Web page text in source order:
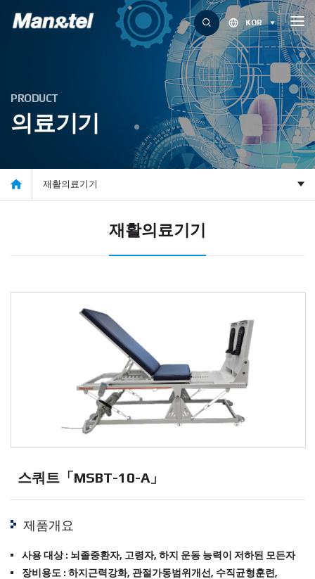
KOR
PRODUCT
의료기기
 재활의료기기
재활의료기기
스쿼트「MSBT-10-A」
제품개요
사용 대상 : 뇌졸중환자, 고령자, 하지 운동 능력이 저하된 모든자
장비용도 : 하지근력강화, 관절가동범위개선, 수직균형훈련,